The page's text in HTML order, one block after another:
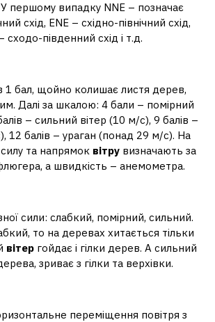
першому випадку NNE – позначає
схід, ENE – східно-північний схід,
сходо-південний схід і т.д.
1 бал, щойно колишає листя дерев,
Далі за шкалою: 4 бали – помірний
– сильний вітер (10 м/с), 9 балів –
12 балів – ураган (понад 29 м/с). На
та напрямок вітрувизначають за
а швидкість – анемометра.
сили: слабкий, помірний, сильний.
то на деревах хитається тільки
вітергойдає і гілки дерев. А сильний
зриває з гілки та верхівки.
переміщення повітря з